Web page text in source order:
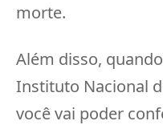
morte.
Além disso,
Instituto Nacional
você vai poder